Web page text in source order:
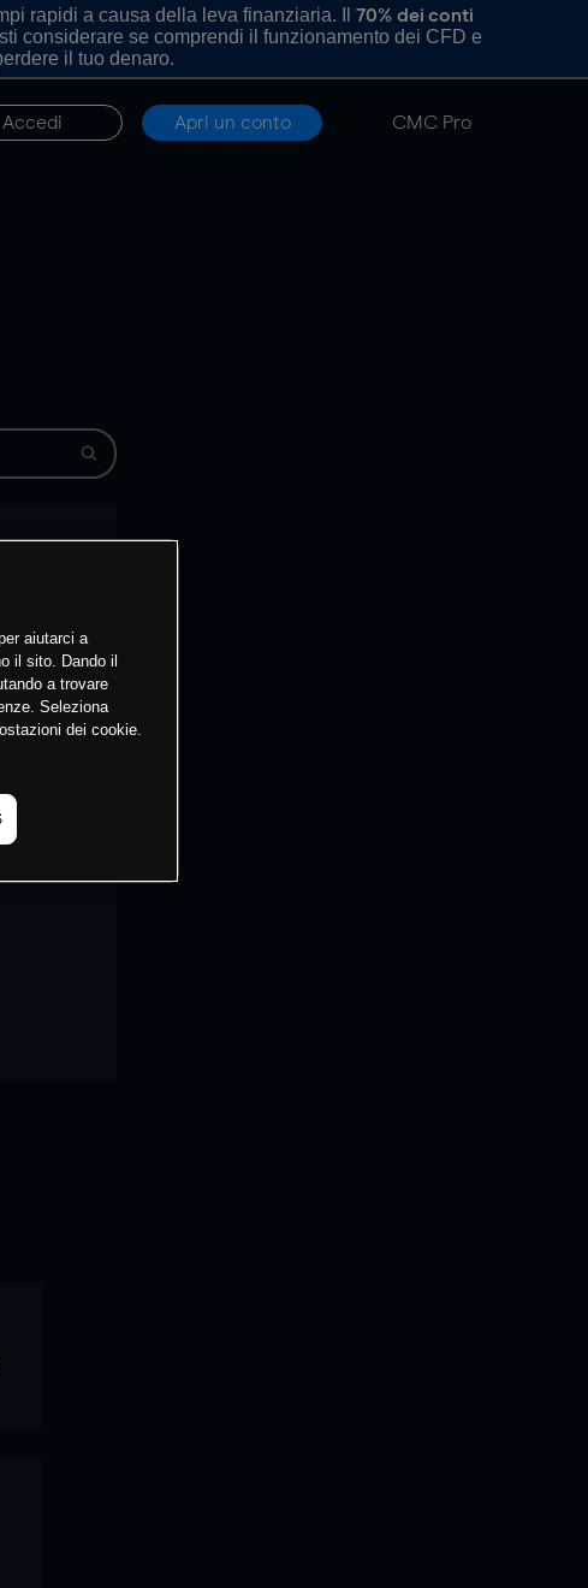
rapidi a causa della leva finanziaria. Il 70% dei conti
considerare se comprendi il funzionamento dei CFD e
il tuo denaro.
Accedi Apri un conto CMC Pro
aiutarci a
il sito. Dando il
a trovare
Seleziona
dei cookie.